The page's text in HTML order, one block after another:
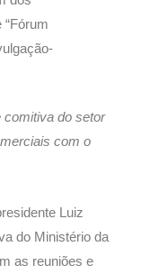
“Fórum
comitiva do setor
com o
Luiz
do Ministério da
as reuniões e